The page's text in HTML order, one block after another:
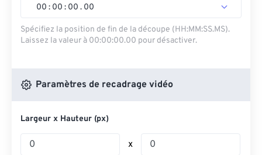
00 : 00 : 00 . 00
Spécifiez la position de fin de la découpe (HH:MM:SS.MS).
Laissez la valeur à 00:00:00.00 pour désactiver.
Paramètres de recadrage vidéo
Largeur x Hauteur (px)
x